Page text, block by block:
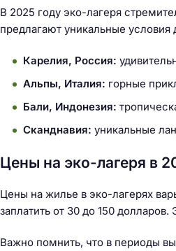
В 2025 году эко-лагеря
предлагают уникальные
Карелия, Россия:
Альпы, Италия: горные
Бали, Индонезия:
Сканднавия: уникальные
Цены на эко-лагеря в
Цены на жилье в эко-лагерях
заплатить от 30 до 150
Важно помнить, что в периоды